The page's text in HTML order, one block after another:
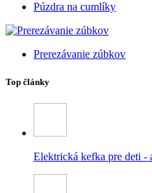
Púzdra na cumlíky
Prerezávanie zúbkov
Top články
Elektrická kefka pre deti -